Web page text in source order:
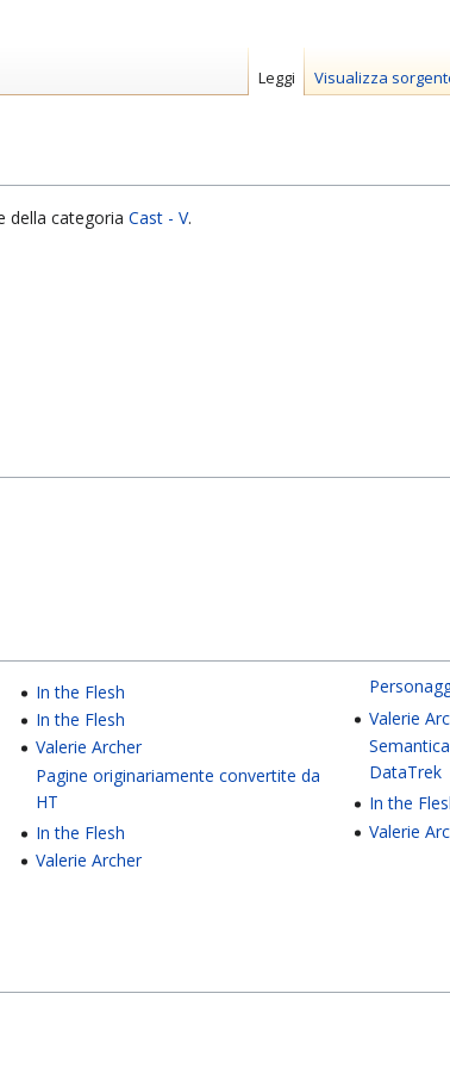
della categoria Cast - V.
In the Flesh
In the Flesh
Valerie Archer
Pagine originariamente convertite da
HT
In the Flesh
Valerie Archer
Valerie
DataTrek
In the
Valerie
Leggi Visualizza